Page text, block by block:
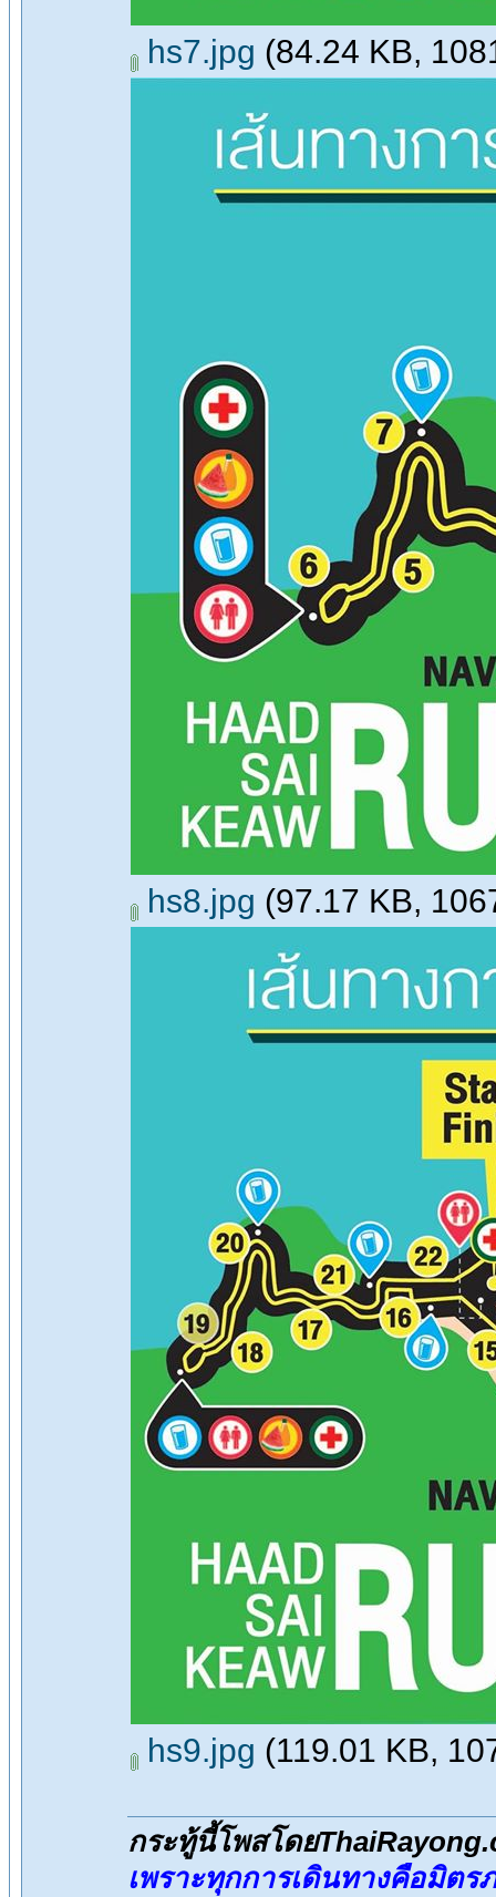
hs7.jpg (84.24 KB,
hs8.jpg (97.17 KB,
hs9.jpg (119.01 KB,
กระทู้นี้โพสโดย
เพราะทุกการเดินทางคือมิตร